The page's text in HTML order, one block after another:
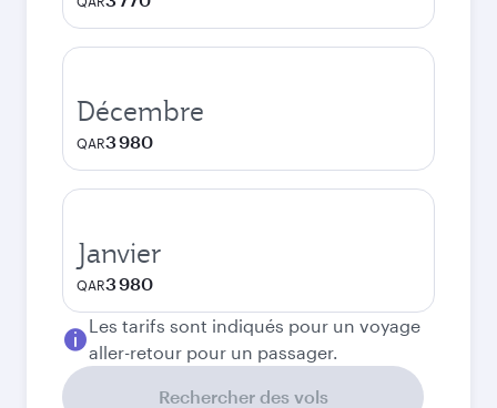
Décembre
QAR3 980
Janvier
QAR3 980
Les tarifs sont indiqués pour un voyage
aller-retour pour un passager.
Rechercher des vols